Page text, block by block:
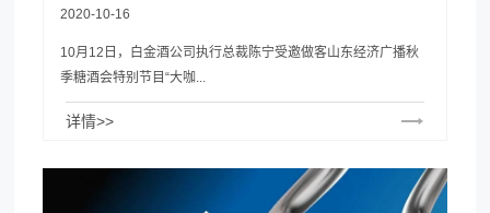
2020-10-16
10月12日，白金酒公司执行总裁陈宁受邀做客山东经济广播秋
季糖酒会特别节目“大咖...
详情>>